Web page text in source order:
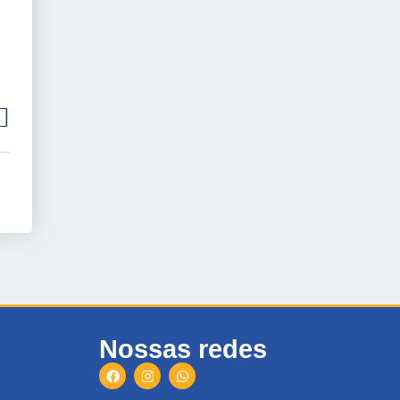
Nossas redes